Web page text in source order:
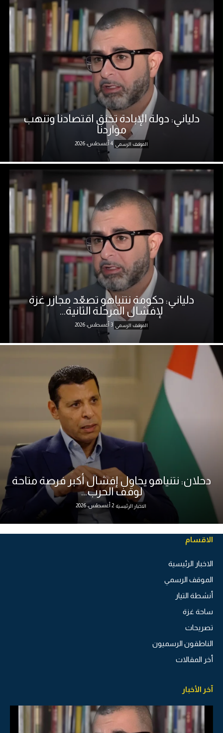
دلياني: دولة الإبادة تخنق اقتصادنا وتنهب
مواردنا
الموقف الرسمي 4 أغسطس، 2026
دلياني: حكومة نتنياهو تصعّد مجازر غزة
لإفشال المرحلة الثانية...
الموقف الرسمي 3 أغسطس، 2026
دحلان: نتنياهو يحاول إفشال أكبر فرصة متاحة
لوقف الحرب...
الاخبار الرئيسية 2 أغسطس، 2026
الاقسام
الاخبار الرئيسية
الموقف الرسمي
أنشطة التيار
ساحة غزة
تصريحات
الناطقون الرسميون
أخر المقالات
آخر الأخبار